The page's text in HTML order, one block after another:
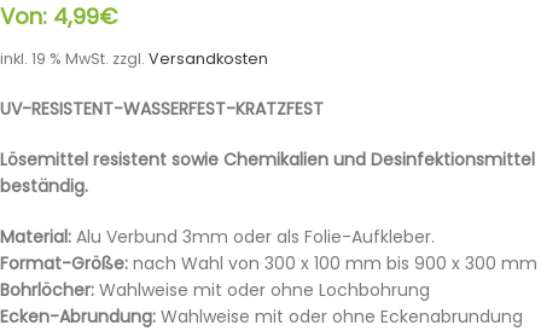
Von: 4,99€
inkl. 19 % MwSt. zzgl. Versandkosten
UV-RESISTENT-WASSERFEST-KRATZFEST
Lösemittel resistent sowie Chemikalien und Desinfektionsmittel
beständig.
Material: Alu Verbund 3mm oder als Folie-Aufkleber.
Format-Größe: nach Wahl von 300 x 100 mm bis 900 x 300 mm
Bohrlöcher: Wahlweise mit oder ohne Lochbohrung
Ecken-Abrundung: Wahlweise mit oder ohne Eckenabrundung